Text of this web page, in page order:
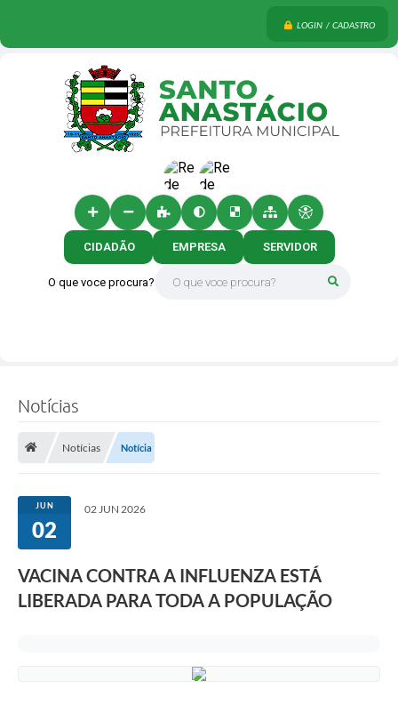
LOGIN / CADASTRO
O que voce procura?
CIDADÃO EMPRESA SERVIDOR
Notícias
Notícias Notícia
JUN
02
02 JUN 2026
VACINA CONTRA A INFLUENZA ESTÁ
LIBERADA PARA TODA A POPULAÇÃO